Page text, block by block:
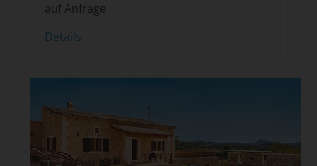
auf Anfrage
Details